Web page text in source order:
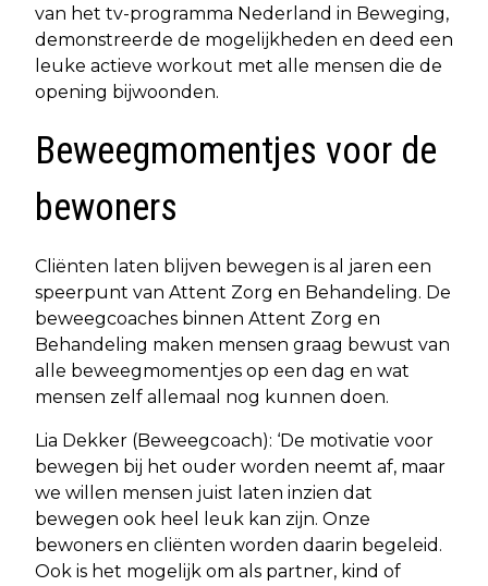
van het tv-programma Nederland in Beweging,
demonstreerde de mogelijkheden en deed een
leuke actieve workout met alle mensen die de
opening bijwoonden.
Beweegmomentjes voor de
bewoners
Cliënten laten blijven bewegen is al jaren een
speerpunt van Attent Zorg en Behandeling. De
beweegcoaches binnen Attent Zorg en
Behandeling maken mensen graag bewust van
alle beweegmomentjes op een dag en wat
mensen zelf allemaal nog kunnen doen.
Lia Dekker (Beweegcoach): ‘De motivatie voor
bewegen bij het ouder worden neemt af, maar
we willen mensen juist laten inzien dat
bewegen ook heel leuk kan zijn. Onze
bewoners en cliënten worden daarin begeleid.
Ook is het mogelijk om als partner, kind of